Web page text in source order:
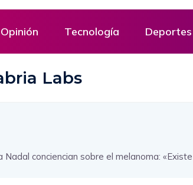
Opinión Tecnología Deportes
Labs